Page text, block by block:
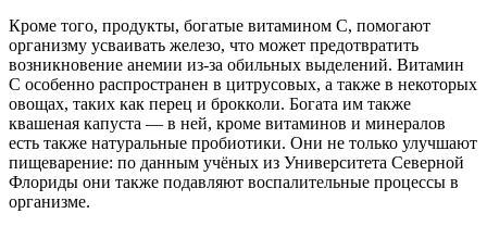
Кроме того, продукты, богатые витамином С, помогают
организму усваивать железо, что может предотвратить
возникновение анемии из-за обильных выделений. Витамин
С особенно распространен в цитрусовых, а также в некоторых
овощах, таких как перец и брокколи. Богата им также
квашеная капуста — в ней, кроме витаминов и минералов
есть также натуральные пробиотики. Они не только улучшают
пищеварение: по данным учёных из Университета Северной
Флориды они также подавляют воспалительные процессы в
организме.